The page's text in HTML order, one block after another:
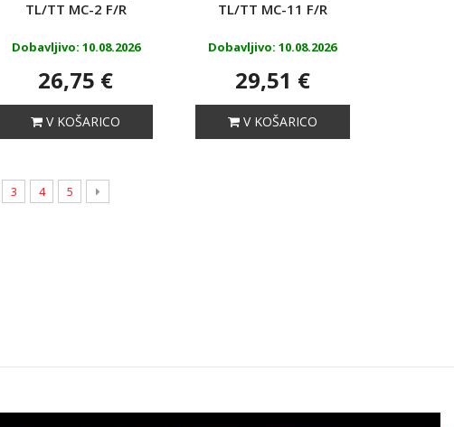
TL/TT MC-2 F/R
Dobavljivo: 10.08.2026
26,75 €
V KOŠARICO
TL/TT MC-11 F/R
Dobavljivo: 10.08.2026
29,51 €
V KOŠARICO
3 4 5